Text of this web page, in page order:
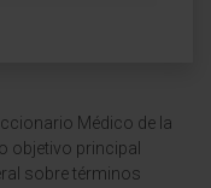
Médico de la
objetivo principal
sobre términos